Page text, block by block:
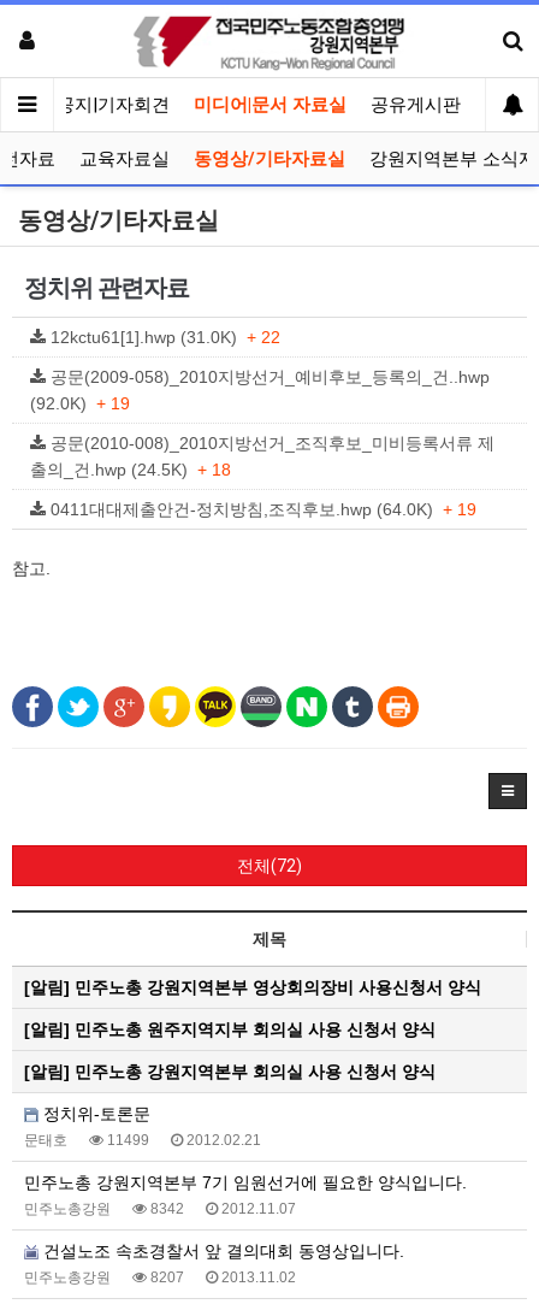
인 공지|기자회견 미디어|문서 자료실 공유게시판 선거
자료 교육자료실 동영상/기타자료실 강원지역본부 소식지
동영상/기타자료실
정치위 관련자료
12kctu61[1].hwp (31.0K) + 22
공문(2009-058)_2010지방선거_예비후보_등록의_건..hwp
(92.0K) + 19
공문(2010-008)_2010지방선거_조직후보_미비등록서류 제
출의_건.hwp (24.5K) + 18
0411대대제출안건-정치방침,조직후보.hwp (64.0K) + 19
참고.
전체(72)
제목
[알림] 민주노총 강원지역본부 영상회의장비 사용신청서 양식
[알림] 민주노총 원주지역지부 회의실 사용 신청서 양식
[알림] 민주노총 강원지역본부 회의실 사용 신청서 양식
정치위-토론문
문태호 11499 2012.02.21
민주노총 강원지역본부 7기 임원선거에 필요한 양식입니다.
민주노총강원 8342 2012.11.07
건설노조 속초경찰서 앞 결의대회 동영상입니다.
민주노총강원 8207 2013.11.02